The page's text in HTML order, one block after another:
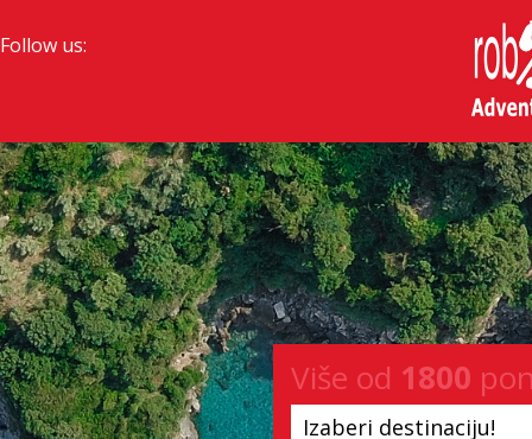
Follow us:
Više od 1800
Izaberi destinaciju!